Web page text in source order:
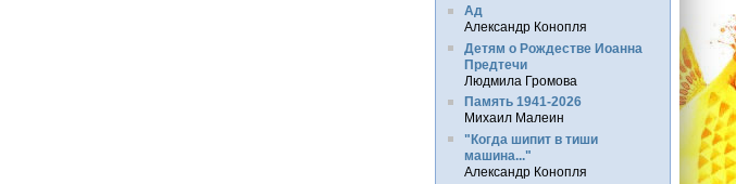
Ад
Александр Конопля
Детям о Рождестве Иоанна
Предтечи
Людмила Громова
Память 1941-2026
Михаил Малеин
"Когда шипит в тиши
машина..."
Александр Конопля